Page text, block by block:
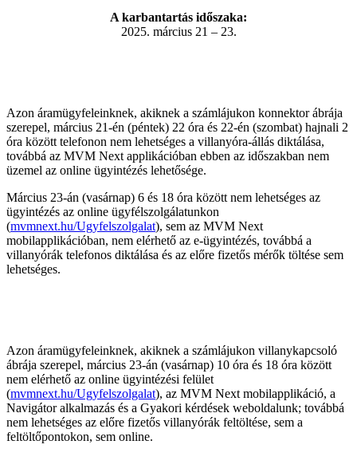
A karbantartás időszaka:
2025. március 21 – 23.
Azon áramügyfeleinknek, akiknek a számlájukon konnektor ábrája
szerepel, március 21-én (péntek) 22 óra és 22-én (szombat) hajnali 2
óra között telefonon nem lehetséges a villanyóra-állás diktálása,
továbbá az MVM Next applikációban ebben az időszakban nem
üzemel az online ügyintézés lehetősége.
Március 23-án (vasárnap) 6 és 18 óra között nem lehetséges az
ügyintézés az online ügyfélszolgálatunkon
(mvmnext.hu/Ugyfelszolgalat), sem az MVM Next
mobilapplikációban, nem elérhető az e-ügyintézés, továbbá a
villanyórák telefonos diktálása és az előre fizetős mérők töltése sem
lehetséges.
Azon áramügyfeleinknek, akiknek a számlájukon villanykapcsoló
ábrája szerepel, március 23-án (vasárnap) 10 óra és 18 óra között
nem elérhető az online ügyintézési felület
(mvmnext.hu/Ugyfelszolgalat), az MVM Next mobilapplikáció, a
Navigátor alkalmazás és a Gyakori kérdések weboldalunk; továbbá
nem lehetséges az előre fizetős villanyórák feltöltése, sem a
feltöltőpontokon, sem online.